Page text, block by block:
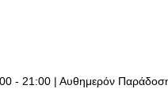
- 21:00 | Αυθημερόν